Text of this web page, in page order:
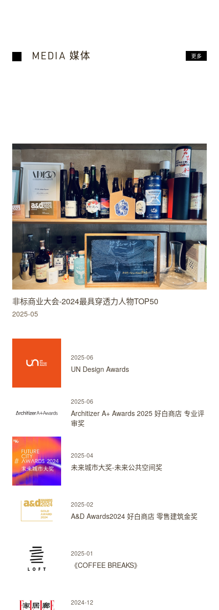
MEDIA 媒体
非标商业大会-2024最具穿透力人物TOP50
2025-05
2025-06
UN Design Awards
2025-06
Architizer A+ Awards 2025 好白商店 专业评
审奖
2025-04
未来城市大奖-未来公共空间奖
2025-02
A&D Awards2024 好白商店 零售建筑金奖
2025-01
《COFFEE BREAKS》
2024-12